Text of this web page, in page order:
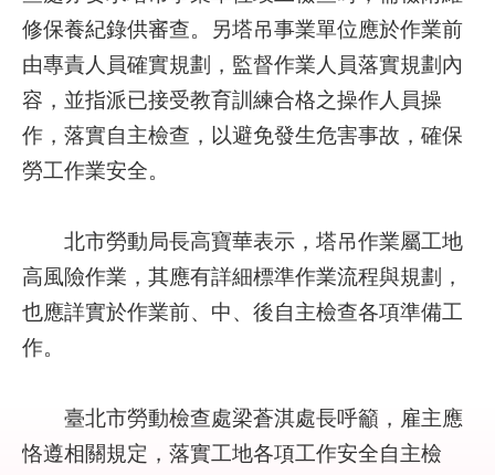
訊
線
上
務
訊
關
影
修保養紀錄供審查。另塔吊事業單位應於作業前
由專責人員確實規劃，監督作業人員落實規劃內
容，並指派已接受教育訓練合格之操作人員操
作，落實自主檢查，以避免發生危害事故，確保
勞工作業安全。
北市勞動局長高寶華表示，塔吊作業屬工地
高風險作業，其應有詳細標準作業流程與規劃，
也應詳實於作業前、中、後自主檢查各項準備工
作。
臺北市勞動檢查處梁蒼淇處長呼籲，雇主應
恪遵相關規定，落實工地各項工作安全自主檢